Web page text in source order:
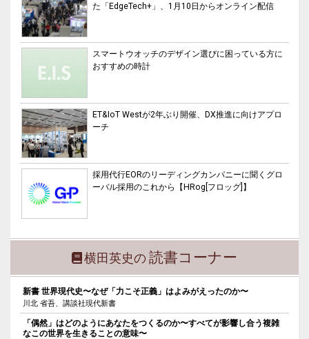
た「EdgeTech+」、1月10日からオンライン配信
スマートウオッチのデザイン選びに困っている方に
おすすめの時計
ET&IoT Westが2年ぶり開催、DX推進に向けアプロ
ーチ
採用代行EORのリーディングカンパニーに聞くグロ
ーバル採用のこれから【HRog[フロッグ]】
横田英史の読書コーナー
新書 世界現代史〜なぜ「力こそ正義」はよみがえったのか〜
川北 省吾、講談社現代新書
「偶然」はどのようにあなたをつくるのか〜すべてが影響し合う複雑
なこの世界を生きることの意味〜